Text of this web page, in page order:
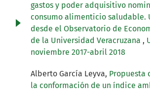
gastos y poder adquisitivo
consumo alimenticio saludable.
desde el Observatorio de
de la Universidad Veracruzana ,
noviembre 2017-abril 2018
Alberto García Leyva, Propuesta
la conformación de un índice